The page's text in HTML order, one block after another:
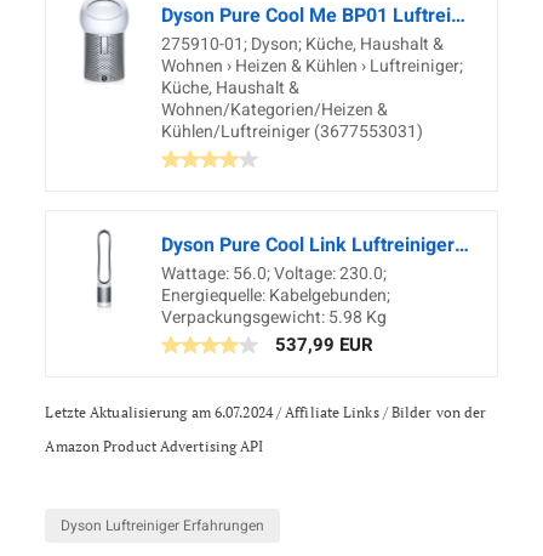
Dyson Pure Cool Me BP01 Luftreiniger, silber/weiß
275910-01; Dyson; Küche, Haushalt &
Wohnen › Heizen & Kühlen › Luftreiniger;
Küche, Haushalt &
Wohnen/Kategorien/Heizen &
Kühlen/Luftreiniger (3677553031)
Dyson Pure Cool Link Luftreiniger (mit HEPA-Filter inkl. Fernbedienung und App-Steuerung, Energieeffizienter Ventilator und Luftreinigungsgerät mit Geruchs- und Schadstofffilter)
Wattage: 56.0; Voltage: 230.0;
Energiequelle: Kabelgebunden;
Verpackungsgewicht: 5.98 Kg
537,99 EUR
Letzte Aktualisierung am 6.07.2024 / Affiliate Links / Bilder von der
Amazon Product Advertising API
Dyson Luftreiniger Erfahrungen